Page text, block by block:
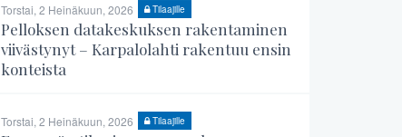
Torstai, 2 Heinäkuun, 2026 Tilaajille
Pelloksen datakeskuksen rakentaminen
viivästynyt – Karpalolahti rakentuu ensin
konteista
Torstai, 2 Heinäkuun, 2026 Tilaajille